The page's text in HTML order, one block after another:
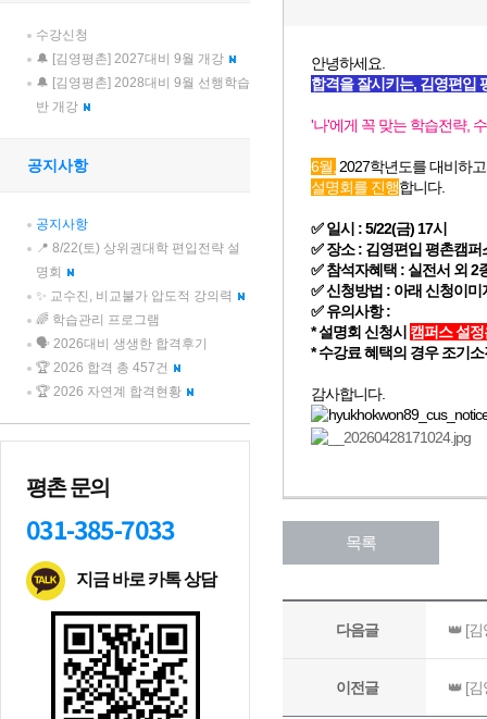
수강신청
🔔 [김영평촌] 2027대비 9월 개강
🔔 [김영평촌] 2028대비 9월 선행학습
반 개강
공지사항
공지사항
📍 8/22(토) 상위권대학 편입전략 설
명회
✨ 교수진, 비교불가 압도적 강의력
🌈 학습관리 프로그램
🗣️ 2026대비 생생한 합격후기
🏆 2026 합격 총 457건
🏆 2026 자연계 합격현황
평촌 문의
031-385-7033
지금 바로 카톡 상담